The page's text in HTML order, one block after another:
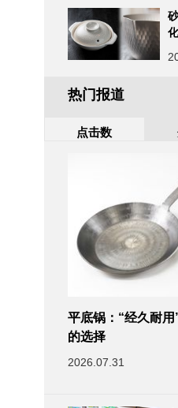
热门报道
点击数
平底锅：“经久耐用
的选择
2026.07.31